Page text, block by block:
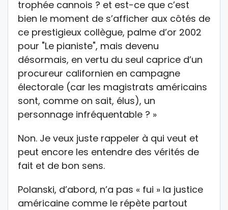
trophée cannois ? et est-ce que c’est
bien le moment de s’afficher aux côtés de
ce prestigieux collègue, palme d’or 2002
pour "Le pianiste", mais devenu
désormais, en vertu du seul caprice d’un
procureur californien en campagne
électorale (car les magistrats américains
sont, comme on sait, élus), un
personnage infréquentable ? »
Non. Je veux juste rappeler à qui veut et
peut encore les entendre des vérités de
fait et de bon sens.
Polanski, d’abord, n’a pas « fui » la justice
américaine comme le répète partout